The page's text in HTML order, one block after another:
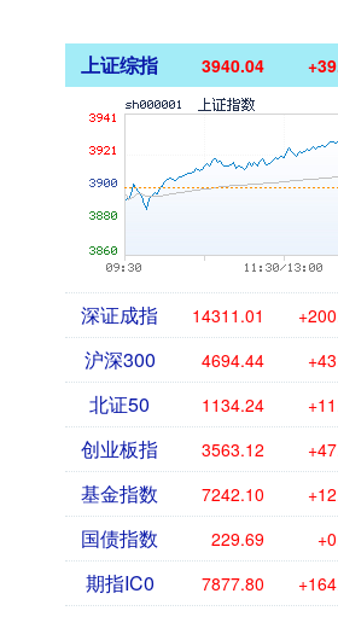
上证综指 3940.04
深证成指 14311.01
沪深300 4694.44
北证50 1134.24
创业板指 3563.12
基金指数 7242.10
国债指数 229.69
期指IC0 7877.80